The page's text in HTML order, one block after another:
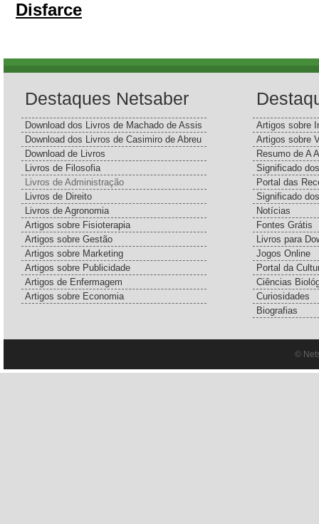
Disfarce
Destaques Netsaber
Download dos Livros de Machado de Assis
Download dos Livros de Casimiro de Abreu
Download de Livros
Livros de Filosofia
Livros de Administração
Livros de Direito
Livros de Agronomia
Artigos sobre Fisioterapia
Artigos sobre Gestão
Artigos sobre Marketing
Artigos sobre Publicidade
Artigos de Enfermagem
Artigos sobre Economia
Artigos sobre
Artigos sobre
Resumo de A
Significado
Portal das
Significado
Notícias
Fontes Grátis
Livros para
Jogos Online
Portal da
Ciências
Curiosidades
Biografias
©